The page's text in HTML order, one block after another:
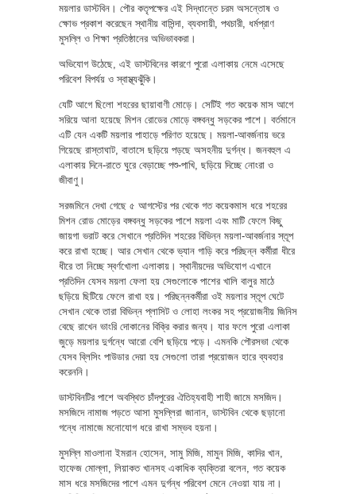
ময়লার ডাস্টবিন। পৌর কতৃপক্ষের এই সিদ্ধান্তে চরম অসন্তোষ ও
ক্ষোভ প্রকাশ করেছেন স্থানীয় বাসিন্দা, ব্যবসায়ী, পথচারী, ধর্মপ্রাণ
মুসল্লি ও শিক্ষা প্রতিষ্ঠানের অভিভাবকরা।
অভিযোগ উঠেছে, এই ডাস্টবিনের কারণে পুরো এলাকায় নেমে এসেছে
পরিবেশ বিপর্যয় ও স্বাস্থ্যঝুঁকি।
যেটি আগে ছিলো শহরের ছায়াবাণী মোড়ে। সেটিই গত কয়েক মাস আগে
সরিয়ে আনা হয়েছে মিশন রোডের মোড়ে বঙ্গবন্ধু সড়কের পাশে। বর্তমানে
এটি যেন একটি ময়লার পাহাড়ে পরিণত হয়েছে। ময়লা-আবর্জনায় ভরে
গিয়েছে রাস্তাঘাট, বাতাসে ছড়িয়ে পড়ছে অসহনীয় দুর্গন্ধ। জনবহুল এ
এলাকায় দিনে-রাতে ঘুরে বেড়াচ্ছে পশু-পাখি, ছড়িয়ে দিচ্ছে নোংরা ও
জীবাণু।
সরজমিনে দেখা গেছে ৫ আগস্টের পর থেকে গত কয়েকমাস ধরে শহরের
মিশন রোড মোড়ের বঙ্গবন্ধু সড়কের পাশে ময়লা এবং মাটি ফেলে কিছু
জায়গা ভরাট করে সেখানে প্রতিদিন শহরের বিভিন্ন ময়লা-আবর্জনার স্তূপ
করে রাখা হচ্ছে। আর সেখান থেকে ভ্যান গাড়ি করে পরিছন্ন কর্মীরা ধীরে
ধীরে তা নিচ্ছে স্বর্ণখোলা এলাকায়। স্থানীয়দের অভিযোগ এখানে
প্রতিদিন যেসব ময়লা ফেলা হয় সেগুলোকে পাশের খালি বালুর মাঠে
ছড়িয়ে ছিটিয়ে ফেলে রাখা হয়। পরিছন্নকর্মীরা ওই ময়লার স্তূপ ঘেটে
সেখান থেকে তারা বিভিন্ন প্লাসিট ও লোহা লংকর সহ প্রয়োজনীয় জিনিস
বেছে রাখেন ভাংরি দোকানের বিক্রি করার জন্য। যার ফলে পুরো এলাকা
জুড়ে ময়লার দুর্গন্ধে আরো বেশি ছড়িয়ে পড়ে। এমনকি পৌরসভা থেকে
যেসব ব্লিসিং পাউডার দেয়া হয় সেগুলো তারা প্রয়োজন হারে ব্যবহার
করেননি।
ডাস্টবিনটির পাশে অবস্থিত চাঁদপুরের ঐতিহ্যবাহী শাহী জামে মসজিদ।
মসজিদে নামাজ পড়তে আসা মুসল্লিরা জানান, ডাস্টবিন থেকে ছড়ানো
গন্ধে নামাজে মনোযোগ ধরে রাখা সম্ভব হয়না।
মুসল্লি মাওলানা ইমরান হোসেন, সামু মিজি, মামুন মিজি, কাদির খান,
হাফেজ মোল্লা, লিয়াকত খানসহ একাধিক ব্যক্তিরা বলেন, গত কয়েক
মাস ধরে মসজিদের পাশে এমন দুর্গন্ধ পরিবেশ মেনে নেওয়া যায় না।